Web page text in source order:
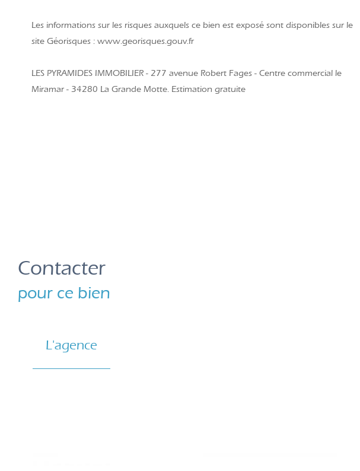
Les informations sur les risques auxquels ce bien est exposé sont disponibles sur le
site Géorisques : www.georisques.gouv.fr
LES PYRAMIDES IMMOBILIER - 277 avenue Robert Fages - Centre commercial le
Miramar - 34280 La Grande Motte. Estimation gratuite
Contacter
pour ce bien
L'agence